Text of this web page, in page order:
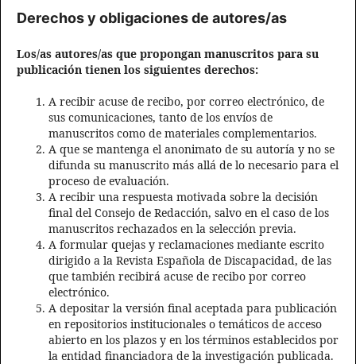
Derechos y obligaciones de autores/as
Los/as autores/as que propongan manuscritos para su
publicación tienen los siguientes derechos:
A recibir acuse de recibo, por correo electrónico, de
sus comunicaciones, tanto de los envíos de
manuscritos como de materiales complementarios.
A que se mantenga el anonimato de su autoría y no se
difunda su manuscrito más allá de lo necesario para el
proceso de evaluación.
A recibir una respuesta motivada sobre la decisión
final del Consejo de Redacción, salvo en el caso de los
manuscritos rechazados en la selección previa.
A formular quejas y reclamaciones mediante escrito
dirigido a la Revista Española de Discapacidad, de las
que también recibirá acuse de recibo por correo
electrónico.
A depositar la versión final aceptada para publicación
en repositorios institucionales o temáticos de acceso
abierto en los plazos y en los términos establecidos por
la entidad financiadora de la investigación publicada.